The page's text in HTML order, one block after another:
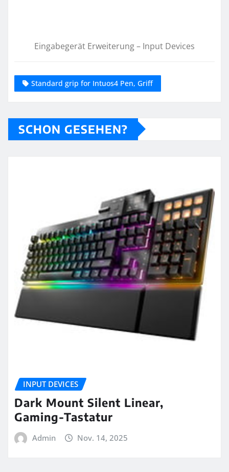
Eingabegerät Erweiterung – Input Devices
Standard grip for Intuos4 Pen, Griff
SCHON GESEHEN?
INPUT DEVICES
Dark Mount Silent Linear,
Gaming-Tastatur
Admin Nov. 14, 2025